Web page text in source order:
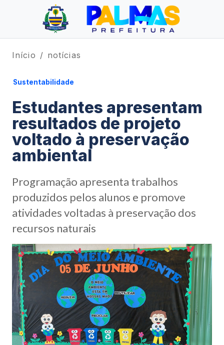
Início notícias
Sustentabilidade
Estudantes apresentam
resultados de projeto
voltado à preservação
ambiental
Programação apresenta trabalhos
produzidos pelos alunos e promove
atividades voltadas à preservação dos
recursos naturais